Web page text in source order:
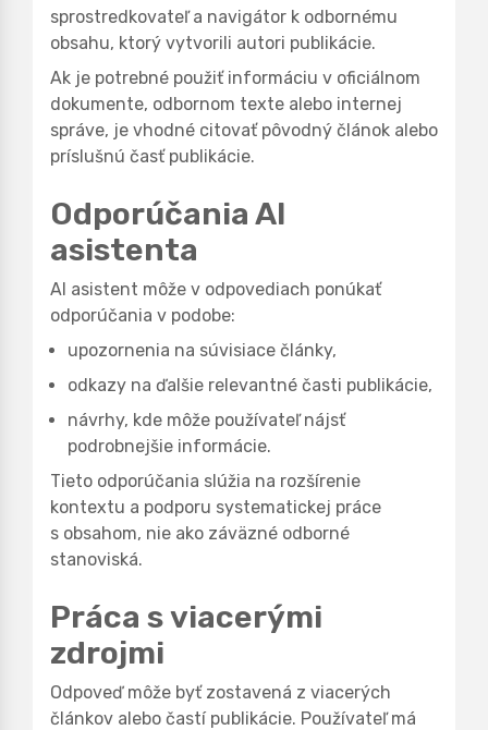
sprostredkovateľ a navigátor k odbornému
obsahu, ktorý vytvorili autori publikácie.
Ak je potrebné použiť informáciu v oficiálnom
dokumente, odbornom texte alebo internej
správe, je vhodné citovať pôvodný článok alebo
príslušnú časť publikácie.
Odporúčania AI
asistenta
AI asistent môže v odpovediach ponúkať
odporúčania v podobe:
upozornenia na súvisiace články,
odkazy na ďalšie relevantné časti publikácie,
návrhy, kde môže používateľ nájsť
podrobnejšie informácie.
Tieto odporúčania slúžia na rozšírenie
kontextu a podporu systematickej práce
s obsahom, nie ako záväzné odborné
stanoviská.
Práca s viacerými
zdrojmi
Odpoveď môže byť zostavená z viacerých
článkov alebo častí publikácie. Používateľ má